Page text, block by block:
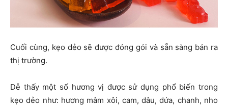
Cuối cùng, kẹo dẻo sẽ được đóng gói và sẵn sàng bán ra
thị trường.
Dễ thấy một số hương vị được sử dụng phổ biến trong
kẹo dẻo như: hương mâm xôi, cam, dâu, dứa, chanh, nho